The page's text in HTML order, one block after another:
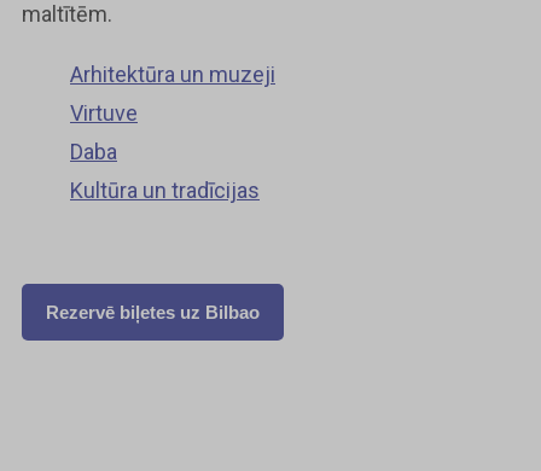
maltītēm.
Arhitektūra un muzeji
Virtuve
Daba
Kultūra un tradīcijas
Rezervē biļetes uz Bilbao